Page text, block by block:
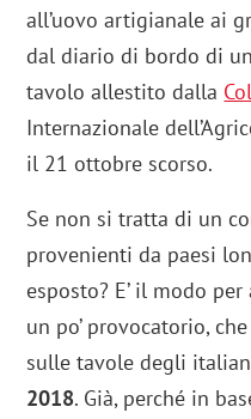
all’uovo artigianale ai
dal diario di bordo di
tavolo allestito dalla
Internazionale
il 21 ottobre scorso.
Se non si tratta di un
provenienti da paesi
esposto? E’ il modo
un po’ provocatorio,
sulle tavole degli
2018. Già, perché in